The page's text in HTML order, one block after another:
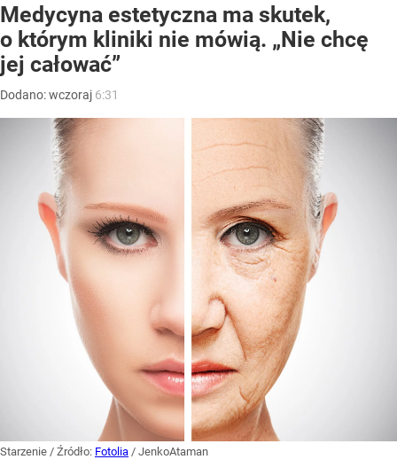
Medycyna estetyczna ma skutek,
o którym kliniki nie mówią. „Nie chcę
jej całować”
Dodano:wczoraj 6:31
Starzenie / Źródło: Fotolia / JenkoAtaman